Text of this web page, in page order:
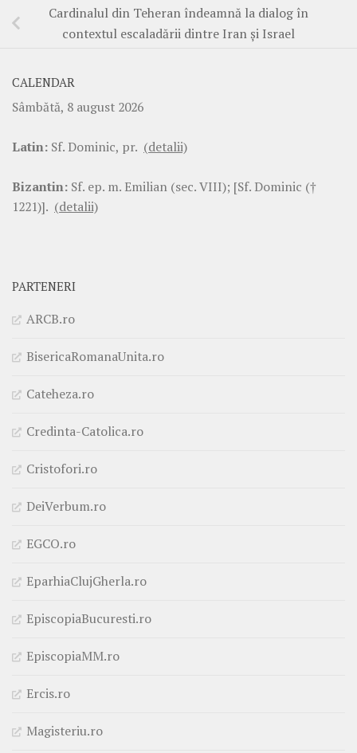
Cardinalul din Teheran îndeamnă la dialog în
contextul escaladării dintre Iran și Israel
CALENDAR
Sâmbătă, 8 august 2026
Latin: Sf. Dominic, pr. (detalii)
Bizantin: Sf. ep. m. Emilian (sec. VIII); [Sf. Dominic (†
1221)]. (detalii)
PARTENERI
ARCB.ro
BisericaRomanaUnita.ro
Cateheza.ro
Credinta-Catolica.ro
Cristofori.ro
DeiVerbum.ro
EGCO.ro
EparhiaClujGherla.ro
EpiscopiaBucuresti.ro
EpiscopiaMM.ro
Ercis.ro
Magisteriu.ro